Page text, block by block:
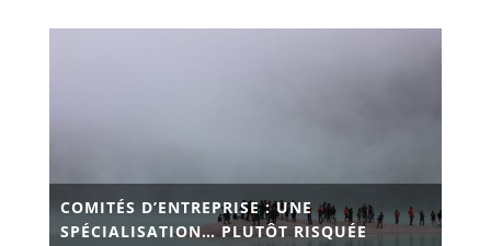
COMITÉS D’ENTREPRISE : UNE
SPÉCIALISATION… PLUTÔT RISQUÉE